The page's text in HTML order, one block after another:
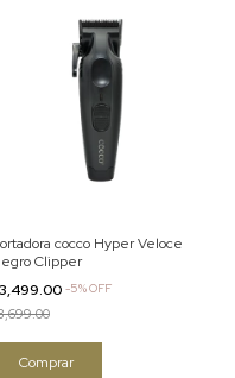
cocco Hyper Veloce
Clipper
-5%OFF